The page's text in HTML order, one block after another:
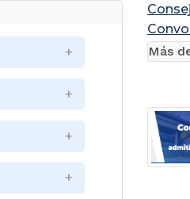
Más